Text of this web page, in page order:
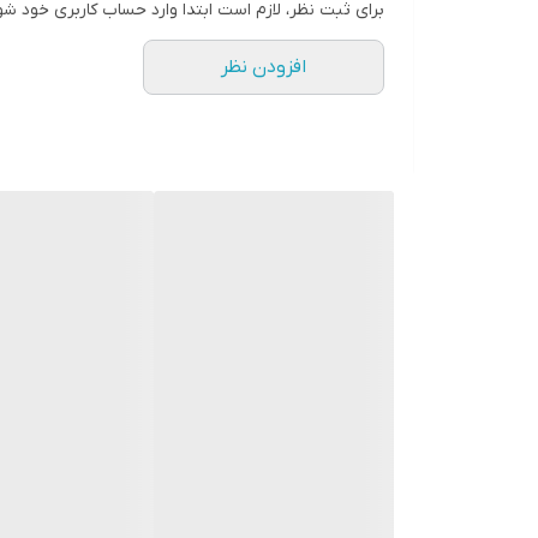
برای ثبت نظر، لازم است ابتدا وارد حساب کاربری خود
افزودن نظر